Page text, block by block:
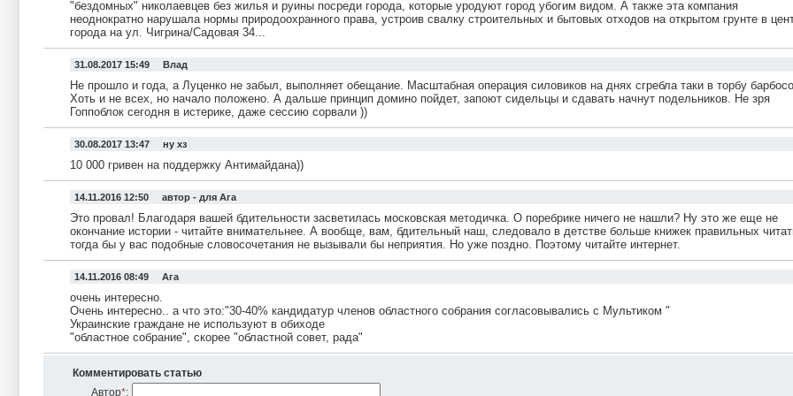
"бездомных" николаевцев без жилья и руины посреди города, которые уродуют город убогим видом. А также эта компания
неоднократно нарушала нормы природоохранного права, устроив свалку строительных и бытовых отходов на открытом грунте в
города на ул. Чигрина/Садовая 34...
31.08.2017 15:49 Влад
Не прошло и года, а Луценко не забыл, выполняет обещание. Масштабная операция силовиков на днях сгребла таки в торбу
Хоть и не всех, но начало положено. А дальше принцип домино пойдет, запоют сидельцы и сдавать начнут подельников. Не зря
Гоппоблок сегодня в истерике, даже сессию сорвали ))
30.08.2017 13:47 ну хз
10 000 гривен на поддержку Антимайдана))
14.11.2016 12:50 автор - для Ага
Это провал! Благодаря вашей бдительности засветилась московская методичка. О поребрике ничего не нашли? Ну это же еще не
окончание истории - читайте внимательнее. А вообще, вам, бдительный наш, следовало в детстве больше книжек правильных
тогда бы у вас подобные словосочетания не вызывали бы неприятия. Но уже поздно. Поэтому читайте интернет.
14.11.2016 08:49 Ага
очень интересно.
Очень интересно.. а что это:"30-40% кандидатур членов областного собрания согласовывались с Мультиком "
Украинские граждане не используют в обиходе
"областное собрание", скорее "областной совет, рада"
Комментировать статью
Автор*: